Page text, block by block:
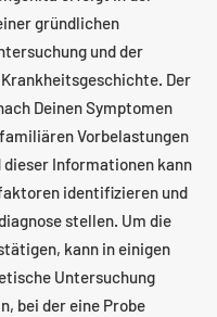
gründlichen
und der
Der
Deinen Symptomen
Vorbelastungen
dieser Informationen kann
identifizieren und
stellen. Um die
kann in einigen
Untersuchung
bei der eine Probe